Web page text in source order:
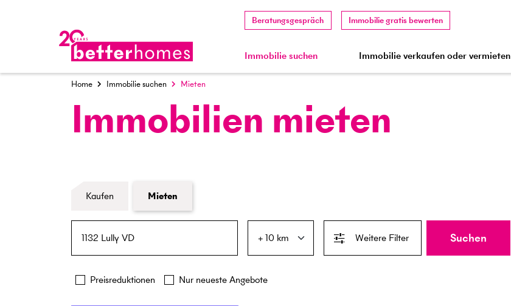
Beratungsgespräch Immobilie gratis bewerten
Immobilie suchen Immobilie verkaufen oder vermieten
Home Immobilie suchen Mieten
Immobilien mieten
Formular Immobiliensuche
Kaufen
Mieten
Weitere Filter
Preisreduktionen Nur neueste Angebote
Suchen